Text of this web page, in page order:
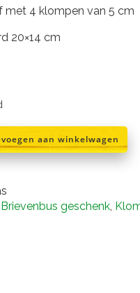
met 4 klompen van 5 cm
20×14 cm
aan winkelwagen
Brievenbus geschenk